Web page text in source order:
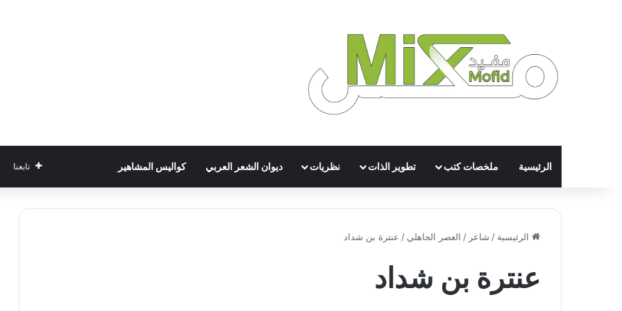
الرئيسية ملخصات كتب تطوير الذات نظريات ديوان الشعر العربي كواليس المشاهير تابعنا
الرئيسية / شاعر / العصر الجاهلي / عنترة بن شداد
عنترة بن شداد